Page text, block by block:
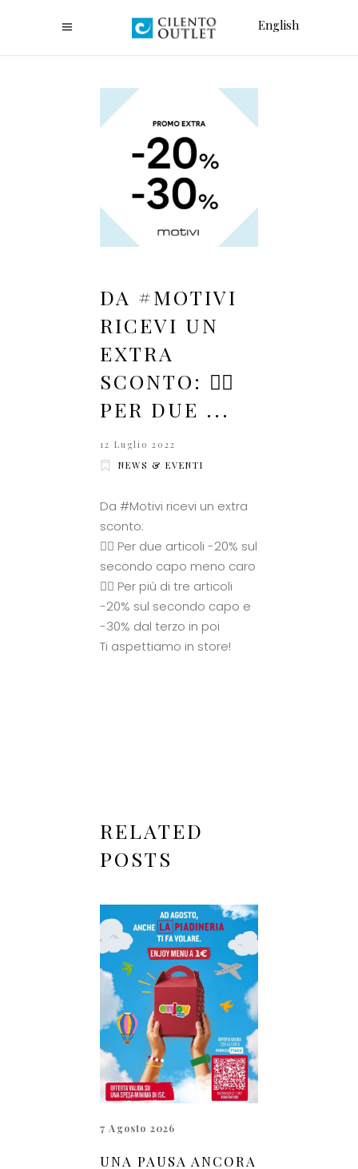
English
DA #MOTIVI
RICEVI UN
EXTRA
SCONTO: 👉🏻
PER DUE ...
12 Luglio 2022
NEWS & EVENTI
Da #Motivi ricevi un extra
sconto:
👉🏻 Per due articoli -20% sul
secondo capo meno caro
👉🏻 Per più di tre articoli
-20% sul secondo capo e
-30% dal terzo in poi
Ti aspettiamo in store!
RELATED
POSTS
7 Agosto 2026
UNA PAUSA ANCORA